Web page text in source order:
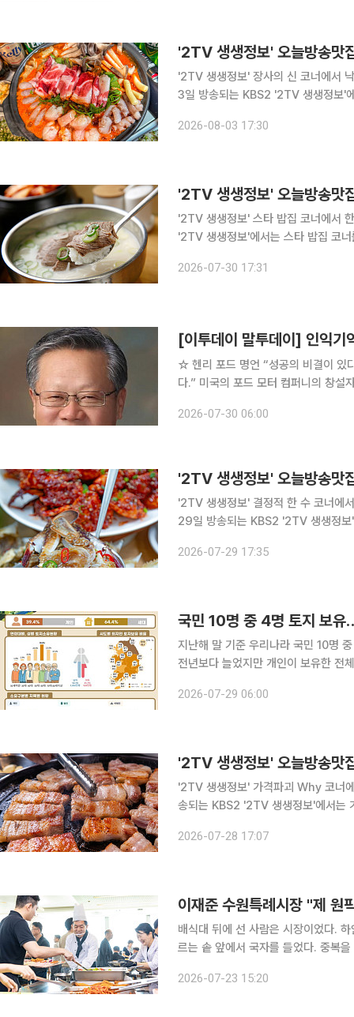
'2TV 생생정보' 장사의 신 코너
3일 방송되는 KBS2 '2TV 생생정
낙곱새 전골을 대표 메뉴로 선보인다.
2026-08-03 17:30
'2TV 생생정보' 오늘방송맛
'2TV 생생정보' 스타 밥집 코너에서 한우 양지
'2TV 생생정보'에서는 스타 밥집 코너
는 포털 사이트 리뷰를 통해 "한우 모
2026-07-30 17:31
[이투데이 말투데이] 인익
☆ 헨리 포드 명언 “성공의 비결이 있다면, 그것은 타인의 입장이 되어서 모든 것을 생각하는 것이
다.” 미국의 포드 모터 컴퍼니의 창설자다. 15세에 기계공이 되어 에디슨 회사에서 기술 책임자로까
업화’를 비롯해 자기 일을 완벽하게 해
2026-07-30 06:00
'2TV 생생정보' 결정적 한 수 코
29일 방송되는 KBS2 '2TV 생생정
히는 이곳에서는 간장게장과 양념게
2026-07-29 17:35
국민 10명 중 4명 토지 보유
지난해 말 기준 우리나라 국민 10명
전년보다 늘었지만 개인이 보유한 전체 면적
2026-07-29 06:00
'2TV 생생정보' 가격파괴 Why 코너에
송되는 KBS2 '2TV 생생정보'에서
겹살을 맛볼 수 있어 '가성비 맛집'으
2026-07-28 17:07
배식대 뒤에 선 사람은 시장이었다.
르는 솥 앞에서 국자를 들었다. 중복을 이틀 앞둔 23일 수원시청 구내식당, 점심시간에 맞춰 줄을
2026-07-23 15:20